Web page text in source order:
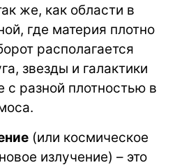
же, как области в
где материя плотно
располагается
звезды и галактики
с разной плотностью в
(или космическое
излучение) – это